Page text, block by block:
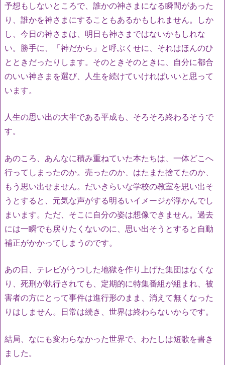
予想もしないところで、誰かの神さまになる瞬間があった
り、誰かを神さまにすることもあるかもしれません。しか
し、今日の神さまは、明日も神さまではないかもしれな
い。勝手に、「神だから」と呼ぶくせに、それはほんのひ
とときだったりします。そのときそのときに、自分に都合
のいい神さまを選び、人生を続けていければいいと思って
います。
人生の思い出の大半である平成も、そろそろ終わるそうで
す。
あのころ、あんなに積み重ねていた本たちは、一体どこへ
行ってしまったのか。売ったのか、はたまた捨てたのか、
もう思い出せません。だいきらいな学校の教室を思い出そ
うとすると、元気な声がする明るいイメージが浮かんでし
まいます。ただ、そこに自分の姿は想像できません。過去
には一瞬でも戻りたくないのに、思い出そうとすると自動
補正がかかってしまうのです。
あの日、テレビがうつした地獄を作り上げた集団はなくな
り、死刑が執行されても、定期的に特集番組が組まれ、被
害者の方にとって事件は進行形のまま、消えて無くなった
りはしません。日常は続き、世界は終わらないからです。
結局、なにも変わらなかった世界で、わたしは短歌を書き
ました。